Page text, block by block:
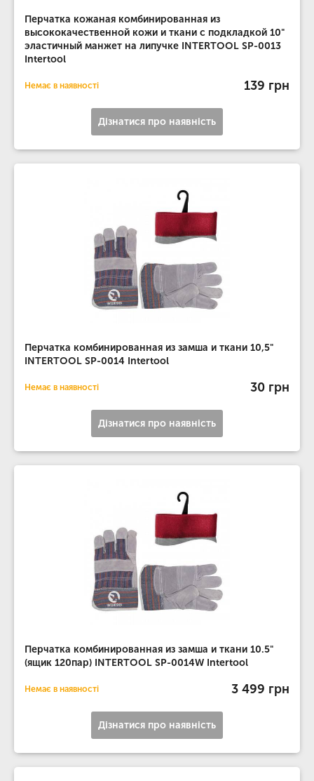
Перчатка кожаная комбинированная из
высококачественной кожи и ткани с подкладкой 10"
эластичный манжет на липучке INTERTOOL SP-0013
Intertool
Немає в наявності 139 грн
Дізнатися про наявність
Перчатка комбинированная из замша и ткани 10,5"
INTERTOOL SP-0014 Intertool
Немає в наявності 30 грн
Дізнатися про наявність
Перчатка комбинированная из замша и ткани 10.5"
(ящик 120пар) INTERTOOL SP-0014W Intertool
Немає в наявності 3 499 грн
Дізнатися про наявність